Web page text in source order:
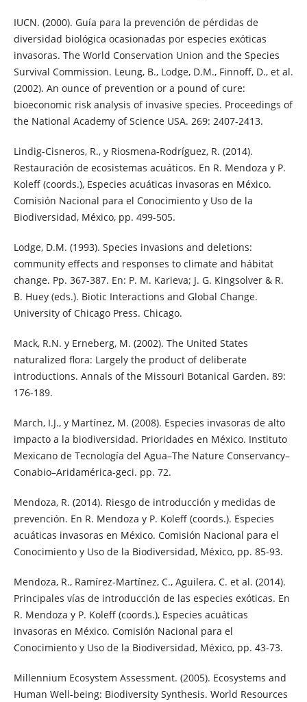
IUCN. (2000). Guía para la prevención de pérdidas de
diversidad biológica ocasionadas por especies exóticas
invasoras. The World Conservation Union and the Species
Survival Commission. Leung, B., Lodge, D.M., Finnoff, D., et al.
(2002). An ounce of prevention or a pound of cure:
bioeconomic risk analysis of invasive species. Proceedings of
the National Academy of Science USA. 269: 2407-2413.
Lindig-Cisneros, R., y Riosmena-Rodríguez, R. (2014).
Restauración de ecosistemas acuáticos. En R. Mendoza y P.
Koleff (coords.), Especies acuáticas invasoras en México.
Comisión Nacional para el Conocimiento y Uso de la
Biodiversidad, México, pp. 499-505.
Lodge, D.M. (1993). Species invasions and deletions:
community effects and responses to climate and hábitat
change. Pp. 367-387. En: P. M. Karieva; J. G. Kingsolver & R.
B. Huey (eds.). Biotic Interactions and Global Change.
University of Chicago Press. Chicago.
Mack, R.N. y Erneberg, M. (2002). The United States
naturalized flora: Largely the product of deliberate
introductions. Annals of the Missouri Botanical Garden. 89:
176-189.
March, I.J., y Martínez, M. (2008). Especies invasoras de alto
impacto a la biodiversidad. Prioridades en México. Instituto
Mexicano de Tecnología del Agua–The Nature Conservancy–
Conabio–Aridamérica-geci. pp. 72.
Mendoza, R. (2014). Riesgo de introducción y medidas de
prevención. En R. Mendoza y P. Koleff (coords.). Especies
acuáticas invasoras en México. Comisión Nacional para el
Conocimiento y Uso de la Biodiversidad, México, pp. 85-93.
Mendoza, R., Ramírez-Martínez, C., Aguilera, C. et al. (2014).
Principales vías de introducción de las especies exóticas. En
R. Mendoza y P. Koleff (coords.), Especies acuáticas
invasoras en México. Comisión Nacional para el
Conocimiento y Uso de la Biodiversidad, México, pp. 43-73.
Millennium Ecosystem Assessment. (2005). Ecosystems and
Human Well-being: Biodiversity Synthesis. World Resources